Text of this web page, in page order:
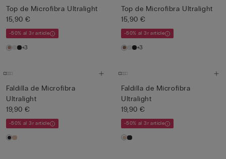
Top de Microfibra Ultralight
15,90 €
-50% al 3r article
+3
Top de Microfibra Ultralight
15,90 €
-50% al 3r article
+3
Faldilla de Microfibra
Ultralight
19,90 €
-50% al 3r article
Faldilla de Microfibra
Ultralight
19,90 €
-50% al 3r article